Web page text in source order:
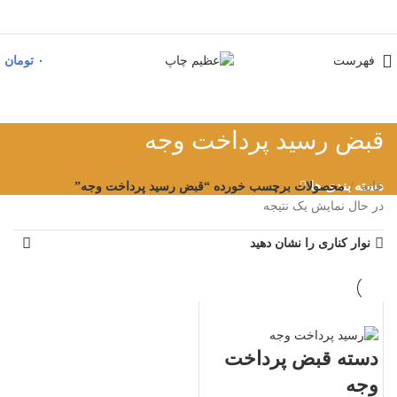
فهرست ۰ تومان
قبض رسید پرداخت وجه
دسته بندی ها
خانه
محصولات برچسب خورده “قبض رسید پرداخت وجه”
در حال نمایش یک نتیجه
نوار کناری را نشان دهید
دسته قبض پرداخت
وجه